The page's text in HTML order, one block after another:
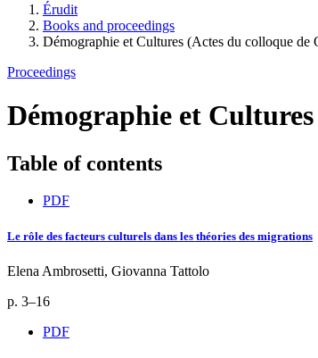
Érudit
Books and proceedings
Démographie et Cultures (Actes du colloque de
Proceedings
Démographie et
Table of contents
PDF
Le rôle des facteurs culturels dans les théories des migrations
Elena Ambrosetti, Giovanna Tattolo
p. 3–16
PDF